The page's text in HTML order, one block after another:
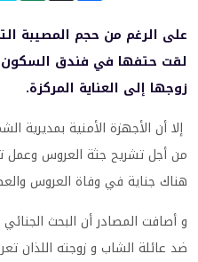
على الرغم من حجم المصيبة
لقت حتفها في فندق السكون
زوجها إلى العناية المركزة.
إلا أن الأجهزة الأمنية بمديرية
من أجل تشريح جثة العروس وعمل
هناك جناية في وفاة العروس
و أصافت المصادر أن البحث
ضد عائلة الشاب و زوجته اللذان